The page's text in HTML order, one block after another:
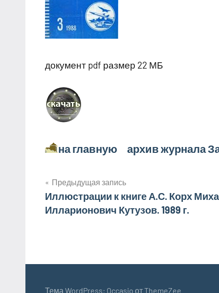
документ pdf размер 22 МБ
на главную архив журнала
Навигация
по
Предыдущая запись
Иллюстрации к книге А.С. Корх
Илларионович Кутузов. 1989 г.
Тема WordPress: Occasio от ThemeZee.